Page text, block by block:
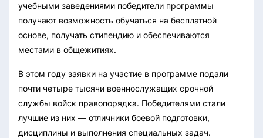
учебными заведениями победители программы
получают возможность обучаться на бесплатной
основе, получать стипендию и обеспечиваются
местами в общежитиях.
В этом году заявки на участие в программе подали
почти четыре тысячи военнослужащих срочной
службы войск правопорядка. Победителями стали
лучшие из них — отличники боевой подготовки,
дисциплины и выполнения специальных задач.